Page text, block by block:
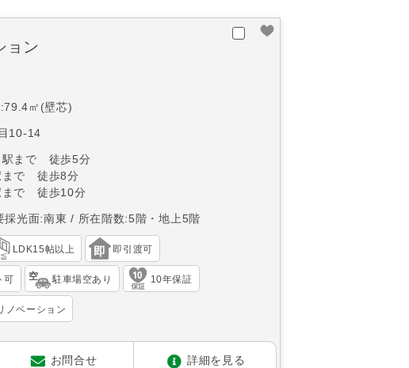
ョン
㎡(壁芯)
10-14
駅まで 徒歩5分
まで 徒歩8分
まで 徒歩10分
採光面:南東 所在階数:5階・地上5階
LDK15帖以上 即引渡可
可 駐車場空あり 10年保証
ノベーション
お問合せ 詳細を見る